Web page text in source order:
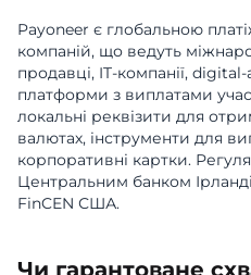
Payoneer є глобальною
компаній, що ведуть
продавці, IT-компанії, digital-
платформи з виплатами
локальні реквізити для
валютах, інструменти для
корпоративні картки.
Центральним банком
FinCEN США.
Чи гарантоване